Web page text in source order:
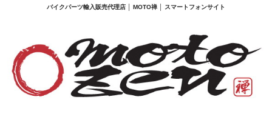
バイクパーツ輸入販売代理店 │ MOTO禅 │ スマートフォンサイト